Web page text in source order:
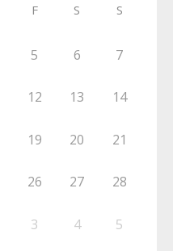
F S S
5 6 7
12 13 14
19 20 21
26 27 28
3 4 5